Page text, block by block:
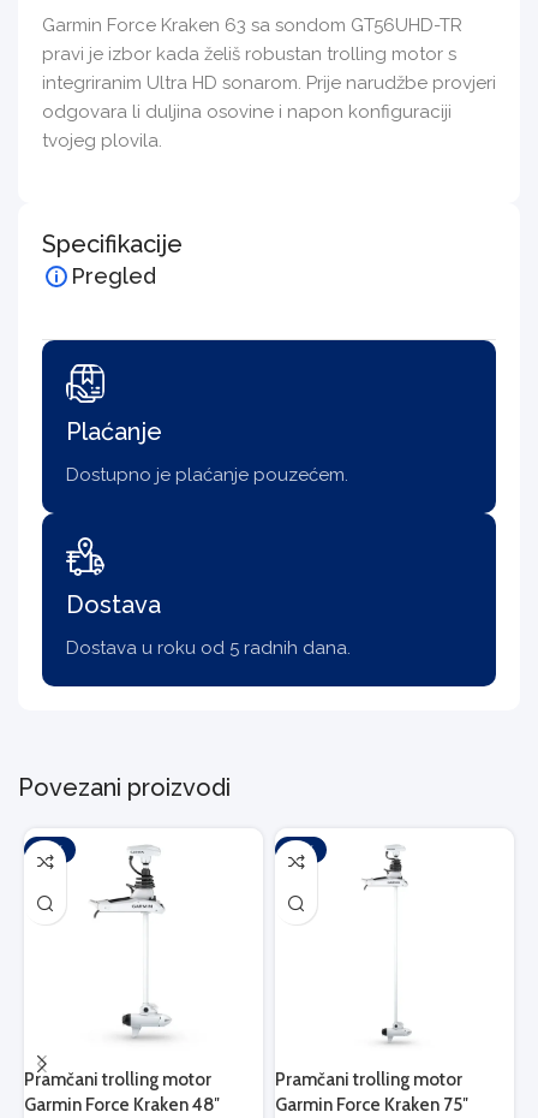
Garmin Force Kraken 63 sa sondom GT56UHD-TR
pravi je izbor kada želiš robustan trolling motor s
integriranim Ultra HD sonarom. Prije narudžbe provjeri
odgovara li duljina osovine i napon konfiguraciji
tvojeg plovila.
Specifikacije
Pregled
Plaćanje
Dostupno je plaćanje pouzećem.
Dostava
Dostava u roku od 5 radnih dana.
Povezani proizvodi
-10%
Pramčani trolling motor
Garmin Force Kraken 48″
-10%
Pramčani trolling motor
Garmin Force Kraken 75″